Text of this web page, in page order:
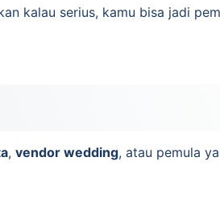
kalau serius, kamu bisa jadi
, vendor wedding, atau pemula